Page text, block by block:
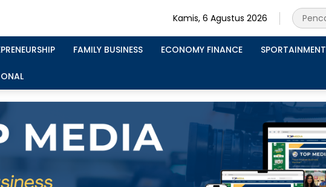
Kamis, 6 Agustus 2026
FAMILY BUSINESS ECONOMY FINANCE SPORTAINMENT